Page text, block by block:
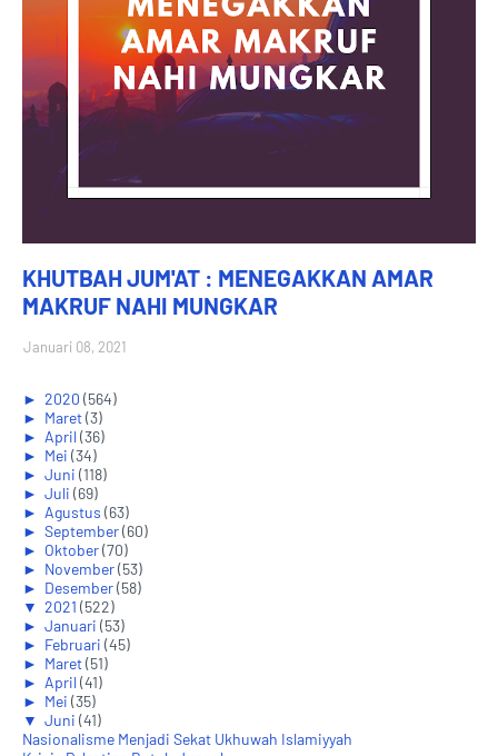
KHUTBAH JUM'AT : MENEGAKKAN AMAR
MAKRUF NAHI MUNGKAR
Januari 08, 2021
► 2020 (564)
► Maret(3)
► April(36)
► Mei (34)
► Juni (118)
► Juli (69)
► Agustus (63)
► September(60)
► Oktober(70)
► November(53)
► Desember(58)
▼ 2021 (522)
► Januari (53)
► Februari (45)
► Maret(51)
► April(41)
► Mei (35)
▼ Juni (41)
Nasionalisme Menjadi Sekat Ukhuwah Islamiyyah